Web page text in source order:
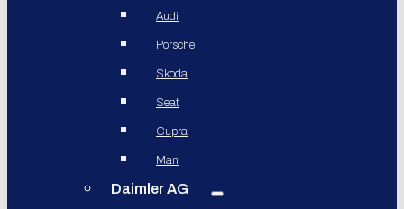
Audi
Porsche
Skoda
Seat
Cupra
Man
Daimler AG